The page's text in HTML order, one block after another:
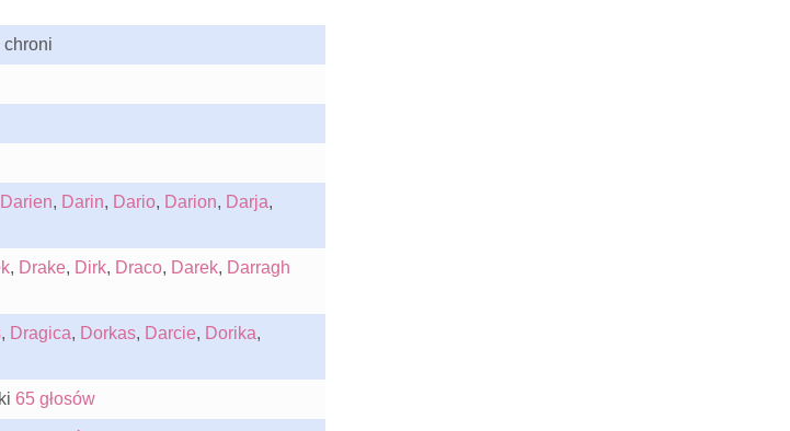
chroni
Darien, Darin, Dario, Darion, Darja,
, Drake, Dirk, Draco, Darek, Darragh
, Dragica, Dorkas, Darcie, Dorika,
65 głosów